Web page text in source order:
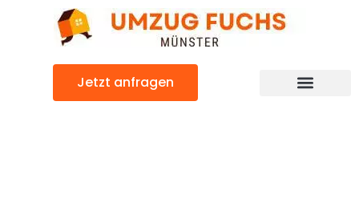
Jetzt anfragen